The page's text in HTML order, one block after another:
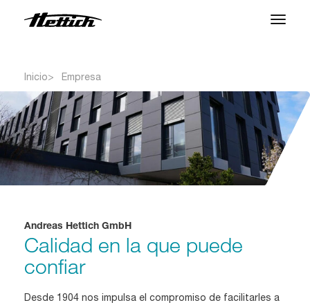
Aplicaciones
Centro de Soporte
Sobre nosotros
Contacto
Noticias y Eventos
Descargas
Inicio Empresa
Andreas Hettich GmbH
Calidad en la que puede
confiar
Desde 1904 nos impulsa el compromiso de facilitarles a